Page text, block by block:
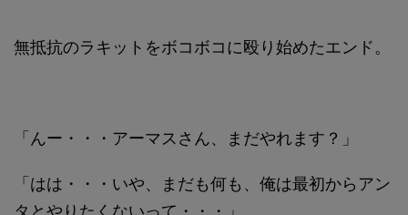
無抵抗のラキットをボコボコに殴り始めたエンド。
「んー・・・アーマスさん、まだやれます？」
「はは・・・いや、まだも何も、俺は最初からアン